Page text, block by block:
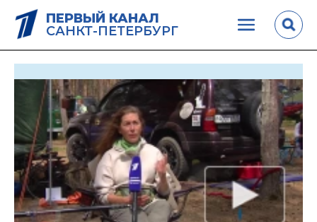
ПЕРВЫЙ КАНАЛ
САНКТ-ПЕТЕРБУРГ